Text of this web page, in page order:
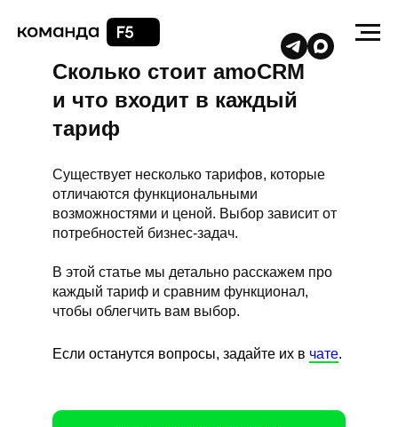
Сколько стоит amoCRM
и что входит в каждый
тариф
Существует несколько тарифов, которые
отличаются функциональными
возможностями и ценой. Выбор зависит от
потребностей бизнес-задач.
В этой статье мы детально расскажем про
каждый тариф и сравним функционал,
чтобы облегчить вам выбор.
Если останутся вопросы, задайте их в чате.